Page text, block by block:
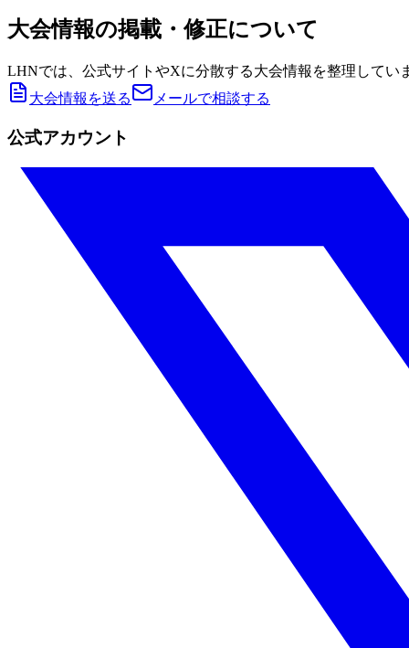
大会情報の掲載・修正について
LHNでは、公式サイトやXに分散する大会情報を整理してい
大会情報を送る
メールで相談する
公式アカウント